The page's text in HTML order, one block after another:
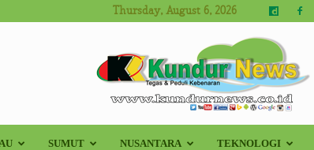
Thursday, August 6, 2026
SUMUT NUSANTARA TEKNOLOGI